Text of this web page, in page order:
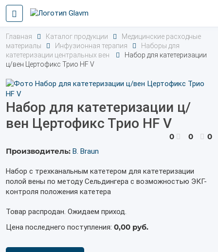
Главная Каталог продукции
Медицинские расходные
материалы
Инфузионная терапия
Наборы для
катетеризации центральных вен
Набор для катетеризации
ц/вен Цертофикс Трио HF V
Набор для катетеризации ц/
вен Цертофикс Трио HF V
0 0
0
Производитель: B. Braun
Набор с трехканальным катетером для катетеризации
полой вены по методу Сельдингера с возможностью ЭКГ-
контроля положения катетера
Товар распродан. Ожидаем приход.
Цена последнего поступления: 0,00 руб.